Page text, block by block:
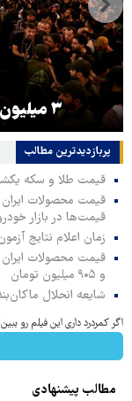
۳ میلیون زائر اربعین به کشور بازگشتند
پربازدیدترین‌ مطالب
قیمت طلا و سکه یکشنبه ۱۱ مرداد ۱۴۰۵/ ریزش سنگین
قیمت‌ها در بازار
زمان اعلام نتایج
و ۹۰۵ میلیون تومان
شایعه انحلال
اگر کمردرد داری این فیلم رو
مطالب پیشنهادی